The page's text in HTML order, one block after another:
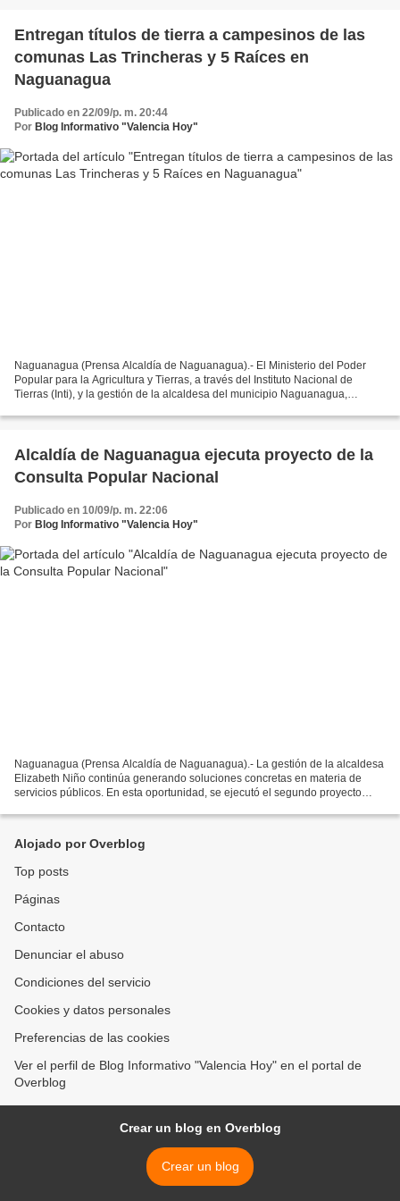
Entregan títulos de tierra a campesinos de las
comunas Las Trincheras y 5 Raíces en
Naguanagua
Publicado en 22/09/p. m. 20:44
Por Blog Informativo "Valencia Hoy"
Naguanagua (Prensa Alcaldía de Naguanagua).- El Ministerio del Poder
Popular para la Agricultura y Tierras, a través del Instituto Nacional de
Tierras (Inti), y la gestión de la alcaldesa del municipio Naguanagua,
Alcaldía de Naguanagua ejecuta proyecto de la
Consulta Popular Nacional
Publicado en 10/09/p. m. 22:06
Por Blog Informativo "Valencia Hoy"
Naguanagua (Prensa Alcaldía de Naguanagua).- La gestión de la alcaldesa
Elizabeth Niño continúa generando soluciones concretas en materia de
servicios públicos. En esta oportunidad, se ejecutó el segundo proyecto
Alojado por Overblog
Top posts
Páginas
Contacto
Denunciar el abuso
Condiciones del servicio
Cookies y datos personales
Preferencias de las cookies
Ver el perfil de Blog Informativo "Valencia Hoy" en el portal de
Overblog
Crear un blog en Overblog
Crear un blog